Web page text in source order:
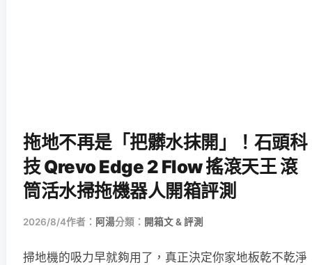
拖地不再是「把髒水抹開」！石頭科
技 Qrevo Edge 2 Flow 搖滾天王 滾
筒活水掃拖機器人開箱評測
2026/8/4作者： 阿湯分類： 開箱文 & 評測
掃地機的吸力早就夠用了，真正決定你家地板乾不乾淨